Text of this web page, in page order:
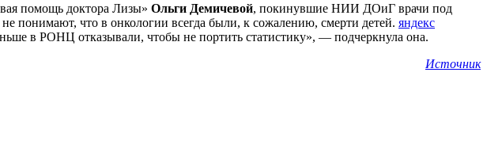
помощь доктора Лизы» Ольги Демичевой, покинувшие НИИ ДОиГ врачи под
понимают, что в онкологии всегда были, к сожалению, смерти детей. яндекс
в РОНЦ отказывали, чтобы не портить статистику», — подчеркнула она.
Источник